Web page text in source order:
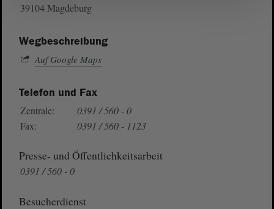
39104 Magdeburg
Wegbeschreibung
Auf Google Maps
Telefon und Fax
Zentrale:
0391 / 560 - 0
Fax:
0391 / 560 - 1123
Presse- und Öffentlichkeitsarbeit
0391 / 560 - 0
Besucherdienst